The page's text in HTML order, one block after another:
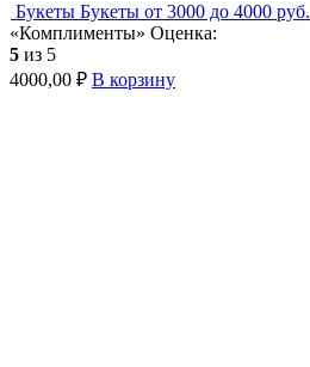
Букеты Букеты от 3000 до 4000 руб.
«Комплименты» Оценка:
5 из 5
4000,00 ₽ В корзину